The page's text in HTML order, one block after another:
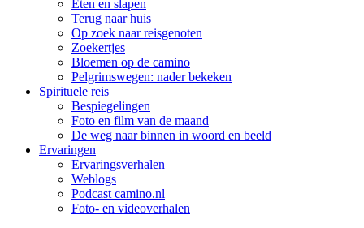
Eten en slapen
Terug naar huis
Op zoek naar reisgenoten
Zoekertjes
Bloemen op de camino
Pelgrimswegen: nader bekeken
Spirituele reis
Bespiegelingen
Foto en film van de maand
De weg naar binnen in woord en beeld
Ervaringen
Ervaringsverhalen
Weblogs
Podcast camino.nl
Foto- en videoverhalen